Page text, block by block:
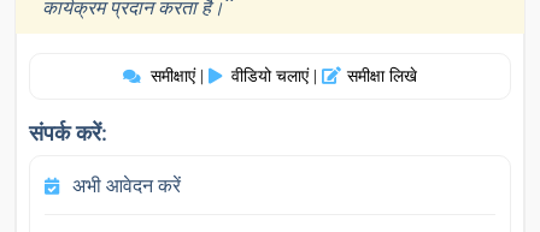
कार्यक्रम प्रदान करता है।
समीक्षाएं | वीडियो चलाएं | समीक्षा लिखे
संपर्क करें:
अभी आवेदन करें